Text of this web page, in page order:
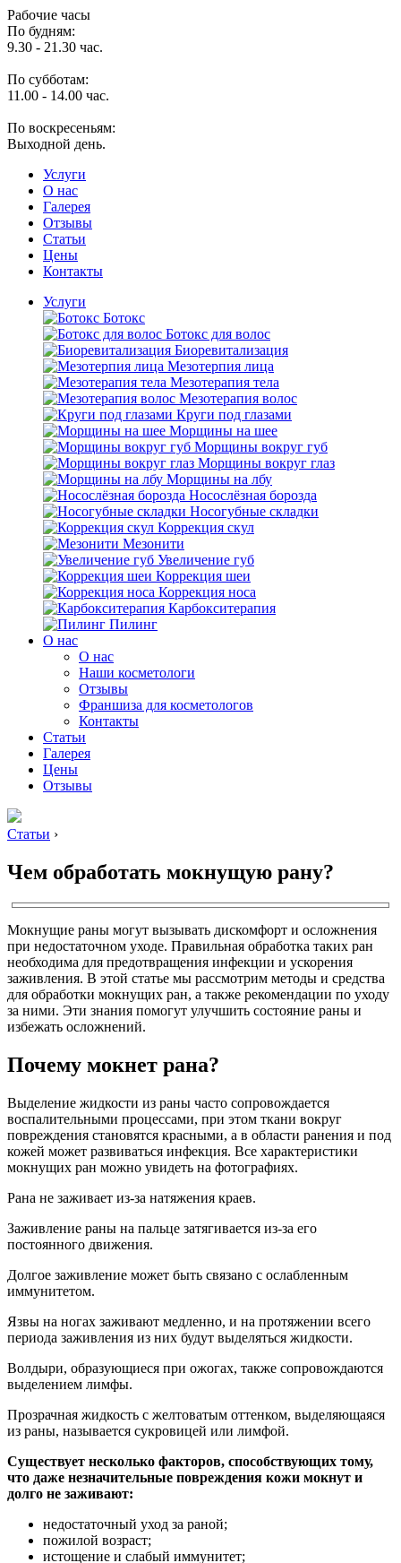
Рабочие часы
По будням:
9.30 - 21.30 час.
По субботам:
11.00 - 14.00 час.
По воскресеньям:
Выходной день.
Услуги
O нас
Галерея
Отзывы
Статьи
Цены
Контакты
Услуги
Ботокс
Ботокс для волос
Биоревитализация
Мезотерпия лица
Мезотерапия тела
Мезотерапия волос
Круги под глазами
Морщины на шее
Морщины вокруг губ
Морщины вокруг глаз
Морщины на лбу
Носослёзная борозда
Носогубные складки
Коррекция скул
Мезонити
Увеличение губ
Коррекция шеи
Коррекция носа
Карбокситерапия
Пилинг
O нас
O нас
Наши косметологи
Отзывы
Франшиза для косметологов
Контакты
Статьи
Галерея
Цены
Отзывы
Статьи ›
Чем обработать мокнущую рану?
Мокнущие раны могут вызывать дискомфорт и осложнения
при недостаточном уходе. Правильная обработка таких ран
необходима для предотвращения инфекции и ускорения
заживления. В этой статье мы рассмотрим методы и средства
для обработки мокнущих ран, а также рекомендации по уходу
за ними. Эти знания помогут улучшить состояние раны и
избежать осложнений.
Почему мокнет рана?
Выделение жидкости из раны часто сопровождается
воспалительными процессами, при этом ткани вокруг
повреждения становятся красными, а в области ранения и под
кожей может развиваться инфекция. Все характеристики
мокнущих ран можно увидеть на фотографиях.
Рана не заживает из-за натяжения краев.
Заживление раны на пальце затягивается из-за его
постоянного движения.
Долгое заживление может быть связано с ослабленным
иммунитетом.
Язвы на ногах заживают медленно, и на протяжении всего
периода заживления из них будут выделяться жидкости.
Волдыри, образующиеся при ожогах, также сопровождаются
выделением лимфы.
Прозрачная жидкость с желтоватым оттенком, выделяющаяся
из раны, называется сукровицей или лимфой.
Существует несколько факторов, способствующих тому,
что даже незначительные повреждения кожи мокнут и
долго не заживают:
недостаточный уход за раной;
пожилой возраст;
истощение и слабый иммунитет;